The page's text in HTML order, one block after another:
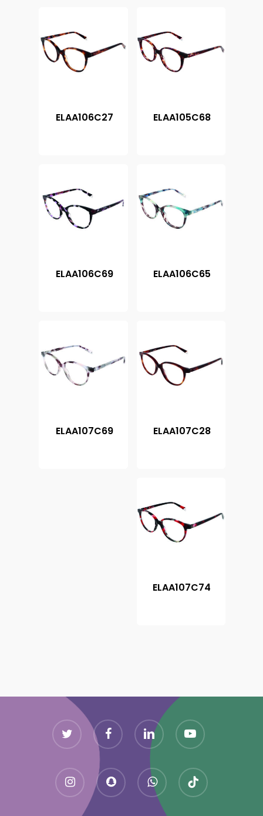
ELAA105C68
ELAA106C27
ELAA106C65
ELAA106C69
ELAA107C28
ELAA107C69
ELAA107C74
Twitter Facebook Linkedin Youtube
Instagram Snapchat Whatsapp Tiktok